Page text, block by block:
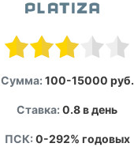
Сумма: 100-15000 руб.
Ставка: 0.8 в день
ПСК: 0-292% годовых